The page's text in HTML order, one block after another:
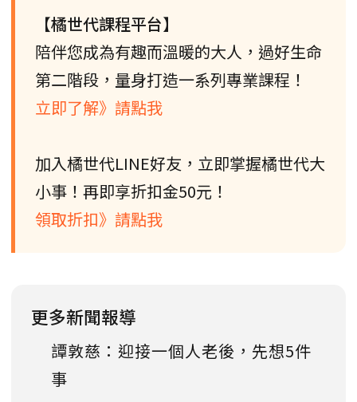
【橘世代課程平台】
陪伴您成為有趣而溫暖的大人，過好生命
第二階段，量身打造一系列專業課程！
立即了解》請點我
加入橘世代LINE好友，立即掌握橘世代大
小事！再即享折扣金50元！
領取折扣》請點我
更多新聞報導
譚敦慈：迎接一個人老後，先想5件
事